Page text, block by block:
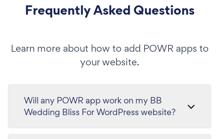
Frequently Asked Questions
Learn more about how to add POWR apps to
your website.
Will any POWR app work on my BB
Wedding Bliss For WordPress website?